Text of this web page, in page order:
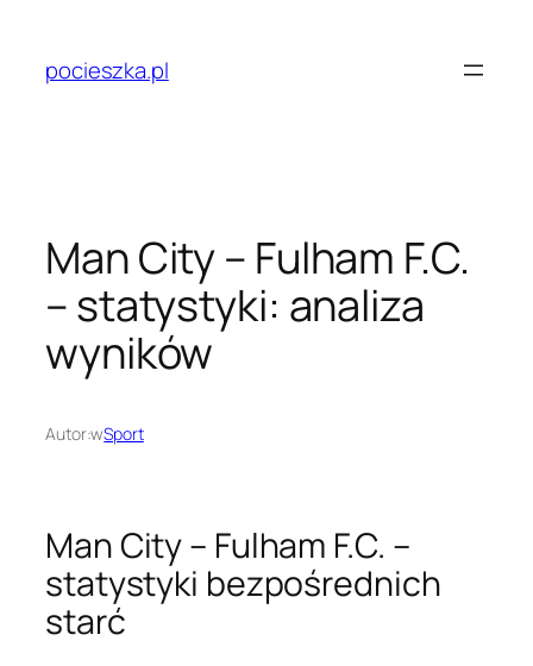
treścipocieszka.pl
Man City – Fulham F.C.
– statystyki: analiza
wyników
Autor:wSport
Man City – Fulham F.C. –
statystyki bezpośrednich
starć